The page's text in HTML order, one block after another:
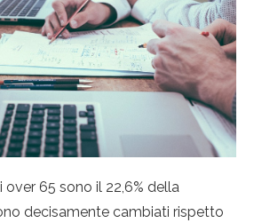
over 65 sono il 22,6% della
decisamente cambiati rispetto